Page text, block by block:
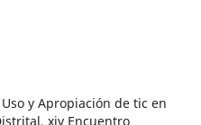
y Apropiación de tic en
xiv Encuentro